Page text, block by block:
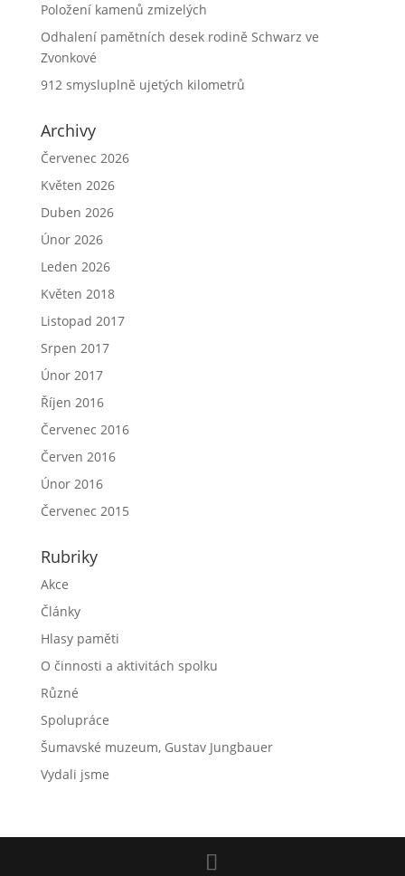
Položení kamenů zmizelých
Odhalení pamětních desek rodině Schwarz ve
Zvonkové
912 smysluplně ujetých kilometrů
Archivy
Červenec 2026
Květen 2026
Duben 2026
Únor 2026
Leden 2026
Květen 2018
Listopad 2017
Srpen 2017
Únor 2017
Říjen 2016
Červenec 2016
Červen 2016
Únor 2016
Červenec 2015
Rubriky
Akce
Články
Hlasy paměti
O činnosti a aktivitách spolku
Různé
Spolupráce
Šumavské muzeum, Gustav Jungbauer
Vydali jsme